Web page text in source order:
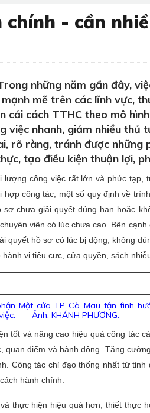
chính - cần
những năm gần đây,
mẽ trên các lĩnh vực,
cải cách TTHC theo mô
việc nhanh, giảm nhiều
rõ ràng, tránh được những
tạo điều kiện thuận lợi,
lượng công việc rất lớn và phức
hợp công tác, một số quy định về
chưa giải quyết đúng hạn hoặc
viên có lúc chưa cao. Bên
quyết hồ sơ có lúc bị động, không
vi tiêu cực, cửa quyền, sách
Một cửa TP Cà Mau tận tình
Ảnh: KHÁNH PHƯƠNG.
tốt và nâng cao hiệu quả công tác
quan điểm và hành động. Tăng
Công tác chỉ đạo thống nhất từ
hành chính.
thực hiện hiệu quả hơn, thiết thực